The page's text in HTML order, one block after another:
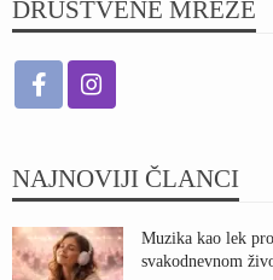
DRUŠTVENE MREŽE
NAJNOVIJI ČLANCI
Muzika kao lek
svakodnevnom